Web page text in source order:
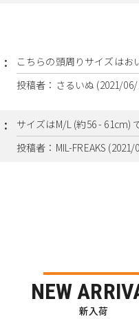
こちらの頭周りサイズはお
投稿者：さるいぬ (2021/06/
サイズはM/L (約56 - 61cm)
投稿者：MIL-FREAKS (2021/
NEW
新入荷